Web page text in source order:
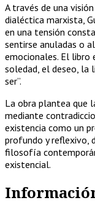
A través de una
dialéctica marxista,
en una tensión
sentirse anuladas o
emocionales. El libro
soledad, el deseo, la
ser”.
La obra plantea que
mediante
existencia como un
profundo y reflexivo,
filosofía
existencial.